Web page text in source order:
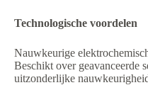
Technologische voordelen
Nauwkeurige
Beschikt over geavanceerde
uitzonderlijke